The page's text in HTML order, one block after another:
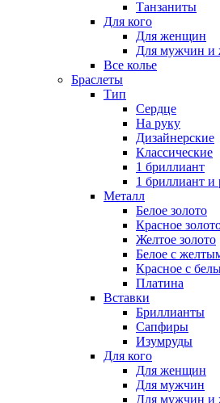
Танзаниты
Для кого
Для женщин
Для мужчин и
Все колье
Браслеты
Тип
Сердце
На руку
Дизайнерские
Классические
1 бриллиант
1 бриллиант и
Металл
Белое золото
Красное
Желтое золото
Белое с
Красное с
Платина
Вставки
Бриллианты
Сапфиры
Изумруды
Для кого
Для женщин
Для мужчин
Для мужчин и